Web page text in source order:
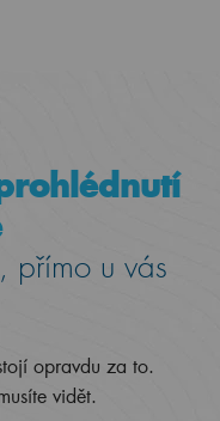
přímo u vás
opravdu za to.
vidět.